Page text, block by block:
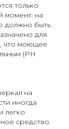
только
момент: на
должно быть
для
что моющее
(PH
на
иногда
легко
средство.